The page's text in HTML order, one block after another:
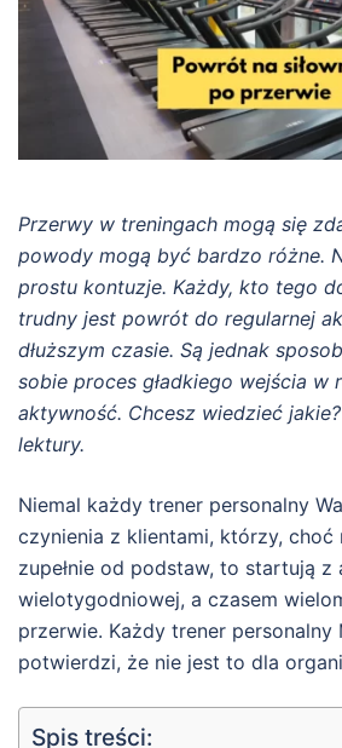
Przerwy w treningach mogą się
powody mogą być bardzo różne.
prostu kontuzje. Każdy, kto tego
trudny jest powrót do regularnej
dłuższym czasie. Są jednak
sobie proces gładkiego wejścia w
aktywność. Chcesz wiedzieć
lektury.
Niemal każdy trener personalny
czynienia z klientami, którzy, choć
zupełnie od podstaw, to startują z
wielotygodniowej, a czasem
przerwie. Każdy trener personalny
potwierdzi, że nie jest to dla
Spis treści: